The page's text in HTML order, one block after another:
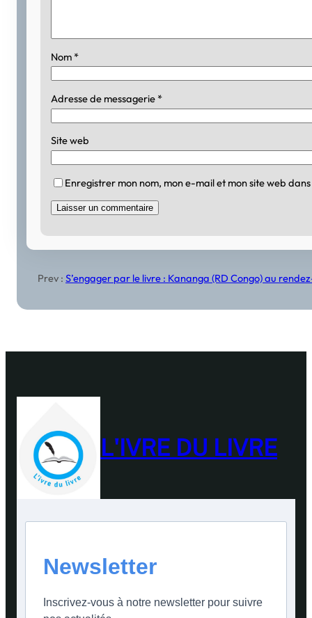
Nom *
Adresse de messagerie *
Site web
Enregistrer mon nom, mon e-mail et mon site web
Prev :S’engager par le livre : Kananga (RD Congo) au
L'IVRE DU LIVRE
Newsletter
Inscrivez-vous à notre newsletter pour suivre